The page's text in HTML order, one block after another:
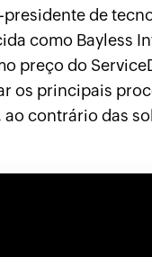
de
como Bayless
preço do
os principais
ao contrário das